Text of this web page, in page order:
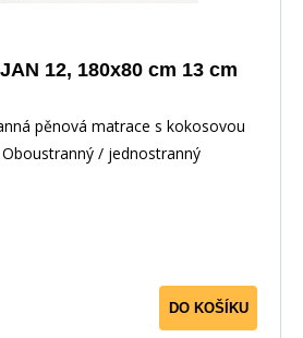
12, 180x80 cm 13 cm
pěnová matrace s kokosovou
/ jednostranný
DO KOŠÍKU